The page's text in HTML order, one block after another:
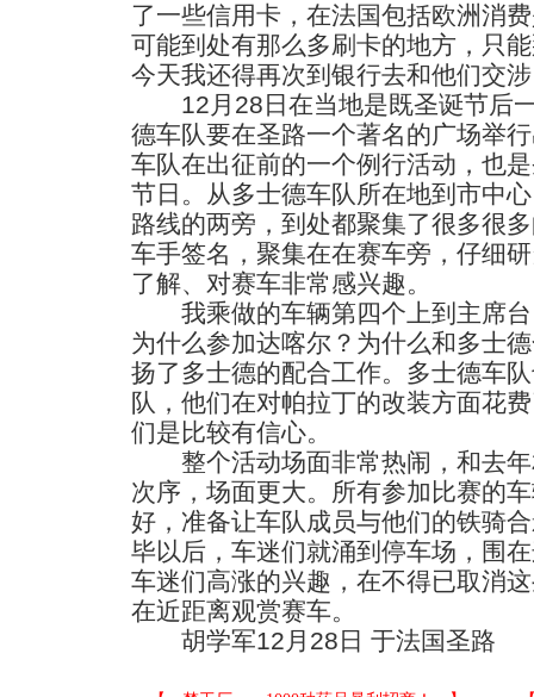
了一些信用卡，在法国包括欧洲消
可能到处有那么多刷卡的地方，只
今天我还得再次到银行去和他们交
12月28日在当地是既圣诞节后一
德车队要在圣路一个著名的广场举
车队在出征前的一个例行活动，也
节日。从多士德车队所在地到市中
路线的两旁，到处都聚集了很多很
车手签名，聚集在在赛车旁，仔细
了解、对赛车非常感兴趣。
我乘做的车辆第四个上到主席台
为什么参加达喀尔？为什么和多士
扬了多士德的配合工作。多士德车
队，他们在对帕拉丁的改装方面花
们是比较有信心。
整个活动场面非常热闹，和去年
次序，场面更大。所有参加比赛的
好，准备让车队成员与他们的铁骑
毕以后，车迷们就涌到停车场，围
车迷们高涨的兴趣，在不得已取消
在近距离观赏赛车。
胡学军12月28日 于法国圣路